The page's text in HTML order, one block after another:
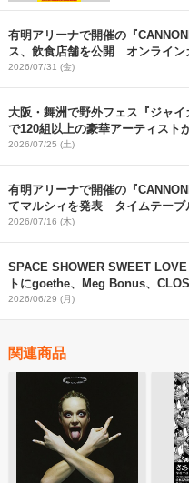
有明アリーナで開催の『
ス、飲⾷店舗を公開 オンライン
2026/07/31 (金)
大阪・舞洲で野外フェス『ジャ
で120組以上の豪華アーティスト
2026/07/25 (土)
有明アリーナで開催の『
てマルシィを発表 タイムテーブ
2026/07/16 (木)
SPACE SHOWER SWEET
トにgoethe、Meg Bonus、
ミック)ら9組発表＆日割り決定
2026/06/29 (月)
関連商品